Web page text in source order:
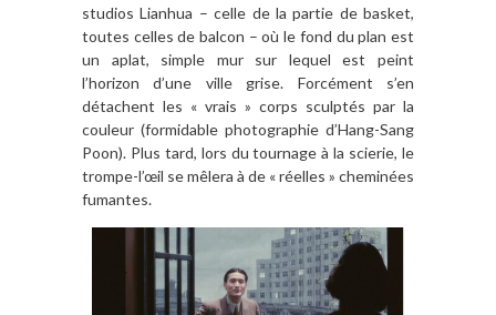
studios Lianhua – celle de la partie de basket,
toutes celles de balcon – où le fond du plan est
un aplat, simple mur sur lequel est peint
l’horizon d’une ville grise. Forcément s’en
détachent les « vrais » corps sculptés par la
couleur (formidable photographie d’Hang-Sang
Poon). Plus tard, lors du tournage à la scierie, le
trompe-l’œil se mêlera à de « réelles » cheminées
fumantes.